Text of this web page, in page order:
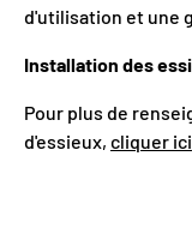
d'utilisation et une
Installation des
Pour plus de
d'essieux, cliquer ici